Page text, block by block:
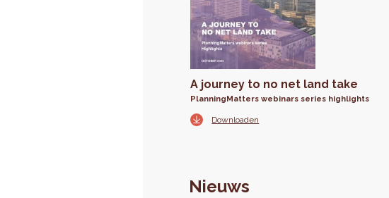
A journey to no net land take
PlanningMatters webinars series highlights
Downloaden
Nieuws